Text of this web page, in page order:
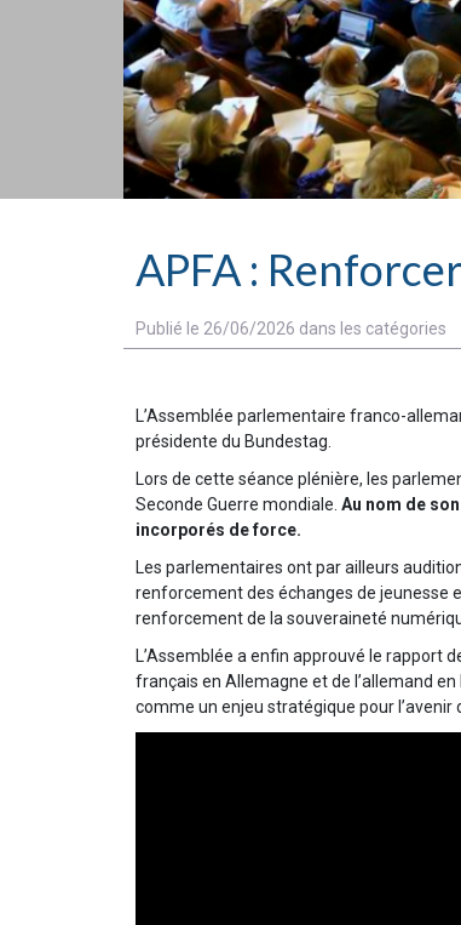
APFA :
Publié le 26/06/2026 dans les catégories
L’Assemblée parlementaire franco-
présidente du Bundestag.
Lors de cette séance plénière, les
Seconde Guerre mondiale. Au nom de
incorporés de force.
Les parlementaires ont par ailleurs
renforcement des échanges de jeunesse
renforcement de la souveraineté
L’Assemblée a enfin approuvé le rapport
français en Allemagne et de l’allemand
comme un enjeu stratégique pour